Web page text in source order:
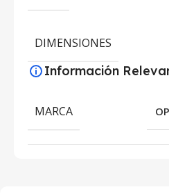
DIMENSIONES
Información
MARCA